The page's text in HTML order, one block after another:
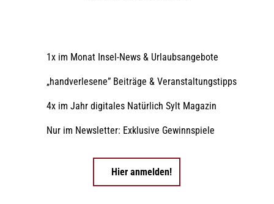
1x im Monat Insel-News & Urlaubsangebote
„handverlesene” Beiträge & Veranstaltungstipps
4x im Jahr digitales Natürlich Sylt Magazin
Nur im Newsletter: Exklusive Gewinnspiele
Hier anmelden!